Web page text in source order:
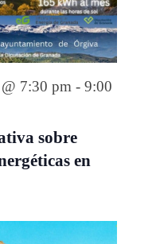
sobre
en
7:30 pm - 9:00